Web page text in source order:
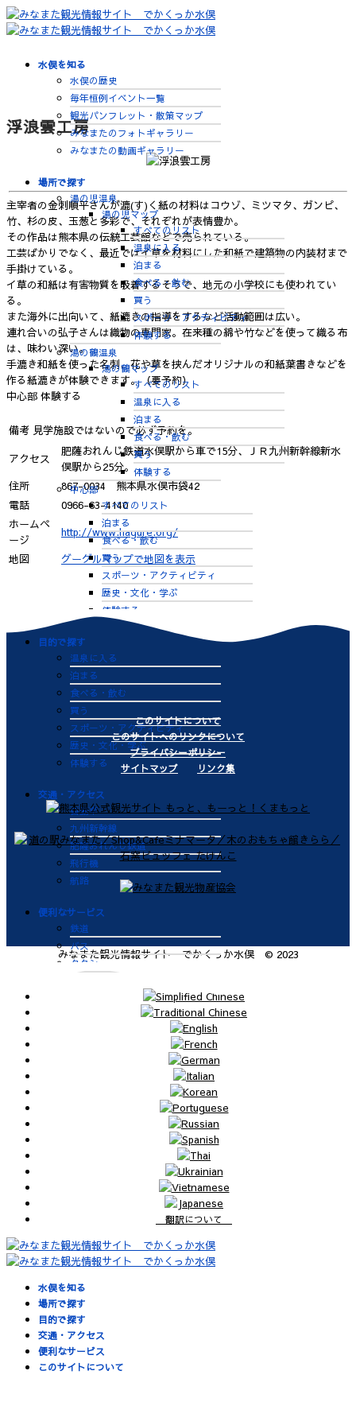
水俣を知る
水俣の歴史
毎年恒例イベント一覧
観光パンフレット・散策マップ
みなまたのフォトギャラリー
みなまたの動画ギャラリー
場所で探す
湯の児温泉
湯の児マップ
すべてのリスト
温泉に入る
泊まる
食べる・飲む
買う
スポーツ・アクティビティ
体験する
湯の鶴温泉
湯の鶴マップ
すべてのリスト
温泉に入る
泊まる
食べる・飲む
買う
体験する
中心部
すべてのリスト
泊まる
食べる・飲む
買う
スポーツ・アクティビティ
歴史・文化・学ぶ
体験する
目的で探す
温泉に入る
泊まる
食べる・飲む
買う
スポーツ・アクティビティ
歴史・文化・学ぶ
体験する
交通・アクセス
自動車
九州新幹線
肥薩おれんじ鉄道
飛行機
航路
便利なサービス
鉄道
バス
タクシー
海上タクシー定期便 時刻表
肥薩おれんじ鉄道 レンタサイク
ビジターバース（水俣港百間浮桟
浮浪雲工房
主宰者の金刺順平さんが漉(す)く紙の材料はコウゾ、ミツマタ、ガンピ、
竹、杉の皮、玉葱と多彩で、それぞれが表情豊か。
その作品は熊本県の伝統工芸館などで売られている。
工芸ばかりでなく、最近ではイ草を材料にした和紙で建築物の内装材まで
手掛けている。
イ草の和紙は有害物質を吸着するそうで、地元の小学校にも使われてい
る。
また海外に出向いて、紙漉きの指導をするなど活動範囲は広い。
連れ合いの弘子さんは織物の専門家。在来種の綿や竹などを使って織る布
は、味わい深い。
手漉き和紙を使った名刺、花や草を挟んだオリジナルの和紙葉書きなどを
作る紙漉きが体験できます。（要予約）
中心部 体験する
備考 見学施設ではないので必ず予約を。
アクセス
肥薩おれんじ鉄道水俣駅から車で15分、ＪＲ九州新幹線新水
俣駅から25分。
住所
867-0034 熊本県水俣市袋42
電話
0966-63-4140
ホームペ
ージ
http://www.hagure.org/
地図
グーグルマップで地図を表示
このサイトについて
このサイトへのリンクについて
プライバシーポリシー
サイトマップ
リンク集
みなまた観光情報サイト でかくっか水俣 © 2023
翻訳について
水俣を知る
場所で探す
目的で探す
交通・アクセス
便利なサービス
このサイトについて